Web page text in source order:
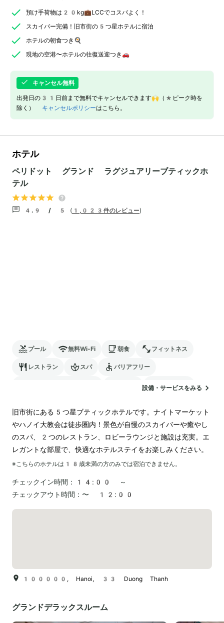
預け手荷物は20kg💼LCCでコスパよく！
スカイバー完備！旧市街の5つ星ホテルに宿泊
ホテルの朝食つき🍳
現地の空港〜ホテルの往復送迎つき🚗
キャンセル無料
出発日の31日前まで無料でキャンセルできます🙌（*ピーク時を
除く） キャンセルポリシーはこちら。
ホテル
ペリドット グランド ラグジュアリーブティックホ
テル
4.9 / 5 ( 1,023件のレビュー)
プール 無料Wi-Fi 朝食 フィットネス
レストラン スパ バリアフリー
ランドリー
設備・サービスをみる
旧市街にある5つ星ブティックホテルです。ナイトマーケット
やハノイ大教会は徒歩圏内！景色が自慢のスカイバーや癒やし
のスパ、2つのレストラン、ロビーラウンジと施設は充実。エ
レガントな部屋で、快適なホテルステイをお楽しみください。
※こちらのホテルは 18 歳未満の方のみでは宿泊できません。
チェックイン時間：
14:00 ～
チェックアウト時間： 〜 12:00
100000, Hanoi, 33 Duong Thanh
グランドデラックスルーム